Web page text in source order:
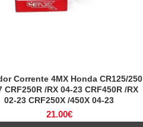
ADICIONAR
Corrente 4MX Honda CR125/250
CRF250R /RX 04-23 CRF450R /RX
02-23 CRF250X /450X 04-23
21.00€